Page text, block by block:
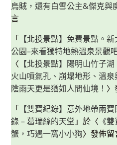
烏賊，還有白雪公主&傑克與
言
「 【北投景點】免費景點。
公園–來看獨特地熱溫泉景觀
〈 【北投景點】陽明山竹子
火山噴氣孔、崩塌地形、溫
陰雨天更是猶如人間仙境！ 〉
「 【雙寶紀錄】意外地帶兩
錄 – 葛瑞絲的天堂 」於〈 《
蟹，巧遇一窩小小狗〉發佈留